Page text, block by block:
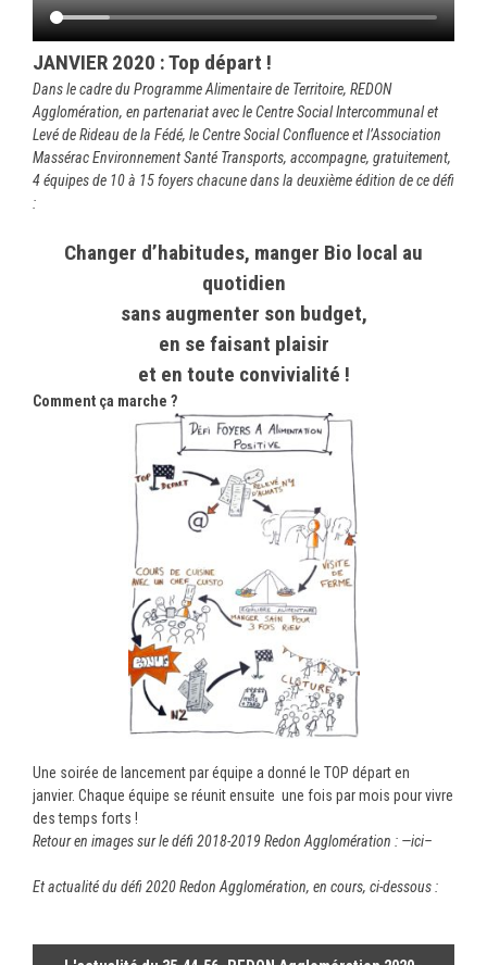
JANVIER 2020 : Top départ !
Dans le cadre du Programme Alimentaire de Territoire, REDON
Agglomération, en partenariat avec le Centre Social Intercommunal et
Levé de Rideau de la Fédé, le Centre Social Confluence et l’Association
Massérac Environnement Santé Transports, accompagne, gratuitement,
4 équipes de 10 à 15 foyers chacune dans la deuxième édition de ce défi
:
Changer d’habitudes, manger Bio local au
quotidien
sans augmenter son budget,
en se faisant plaisir
et en toute convivialité !
Comment ça marche ?
Une soirée de lancement par équipe a donné le TOP départ en
janvier. Chaque équipe se réunit ensuite une fois par mois pour vivre
des temps forts !
Retour en images sur le défi 2018-2019 Redon Agglomération : —ici–
Et actualité du défi 2020 Redon Agglomération, en cours, ci-dessous :